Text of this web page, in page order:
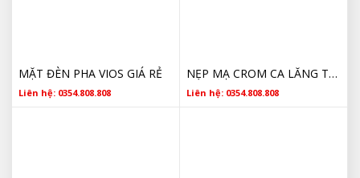
MẶT ĐÈN PHA VIOS GIÁ RẺ
Liên hệ: 0354.808.808
NẸP MẠ CROM CA LĂNG TOYOTA VIOS 2019 531240D050
Liên hệ: 0354.808.808